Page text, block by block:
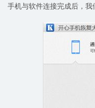
手机与软件连接完成后，我